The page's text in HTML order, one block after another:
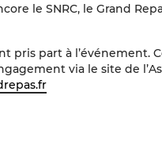
le SNRC, le Grand
pris part à l’événement.
via le site de